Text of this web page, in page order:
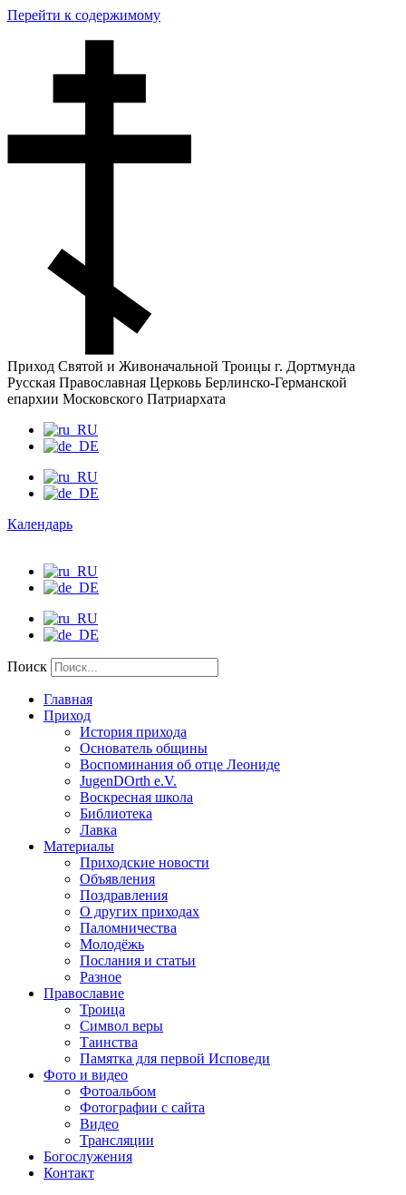
Перейти к содержимому
Приход Святой и Живоначальной Троицы г. Дортмунда
Русская Православная Церковь Берлинско-Германской
епархии Московского Патриархата
Календарь
Поиск
Главная
Приход
История прихода
Основатель общины
Воспоминания об отце Леониде
JugenDOrth e.V.
Воскресная школа
Библиотека
Лавка
Материалы
Приходские новости
Объявления
Поздравления
О других приходах
Паломничества
Молодёжь
Послания и статьи
Разное
Православие
Троица
Символ веры
Таинства
Памятка для первой Исповеди
Фото и видео
Фотоальбом
Фотографии с сайта
Видео
Трансляции
Богослужения
Контакт